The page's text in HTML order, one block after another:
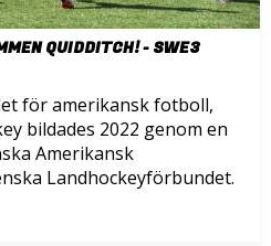
QUIDDITCH! - SWE3
för amerikansk fotboll,
bildades 2022 genom en
Amerikansk
Landhockeyförbundet.